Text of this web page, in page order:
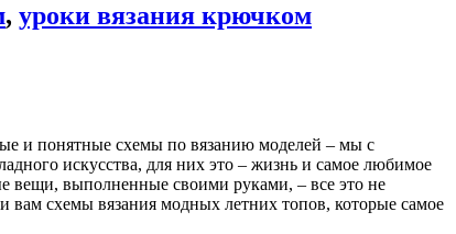
, уроки вязания крючком
и понятные схемы по вязанию моделей – мы с
искусства, для них это – жизнь и самое любимое
вещи, выполненные своими руками, – все это не
вам схемы вязания модных летних топов, которые самое